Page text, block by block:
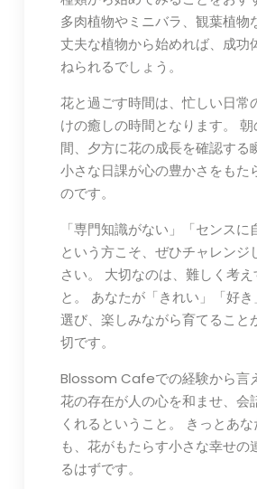
多肉植物やミニバラ、観葉植物
丈夫な植物から始めれば、成功
ねられるでしょう。
花と過ごす時間は、忙しい日常
けの癒しの時間となります。
間、夕方に花の成長を確認する
小さな日課が心の豊かさをもた
のです。
「専門知識がない」「センスに
という方こそ、ぜひチャレンジ
さい。 大切なのは、難しく考え
と。 あなたが「きれい」「好
選び、楽しみながら育てること
切です。
Blossom Cafeでの経験から言
花の存在が人の心を和ませ、会
くれるということ。 きっとあ
も、花がもたらす小さな幸せの
るはずです。